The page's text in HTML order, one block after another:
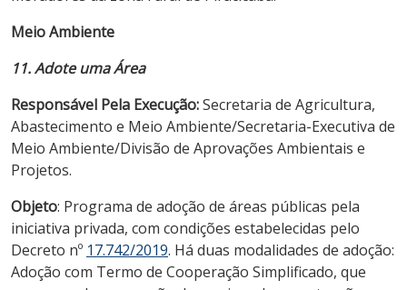
Meio Ambiente
11. Adote uma Área
Responsável Pela Execução:Secretaria de Agricultura,
Abastecimento e Meio Ambiente/Secretaria-Executiva de
Meio Ambiente/Divisão de Aprovações Ambientais e
Projetos.
Objeto: Programa de adoção de áreas públicas pela
iniciativa privada, com condições estabelecidas pelo
Decreto nº 17.742/2019. Há duas modalidades de adoção:
Adoção com Termo de Cooperação Simplificado, que